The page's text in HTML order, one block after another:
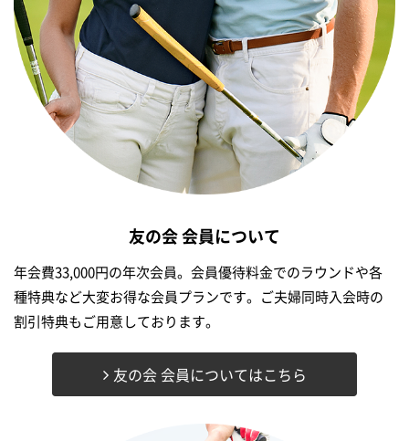
友の会 会員について
年会費33,000円の年次会員。会員優待料金でのラウンドや各
種特典など大変お得な会員プランです。ご夫婦同時入会時の
割引特典もご用意しております。
友の会 会員についてはこちら